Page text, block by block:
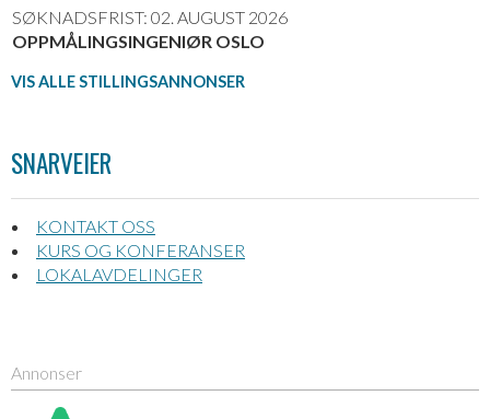
SØKNADSFRIST: 02. AUGUST 2026
OPPMÅLINGSINGENIØR OSLO
VIS ALLE STILLINGSANNONSER
SNARVEIER
KONTAKT OSS
KURS OG KONFERANSER
LOKALAVDELINGER
Annonser